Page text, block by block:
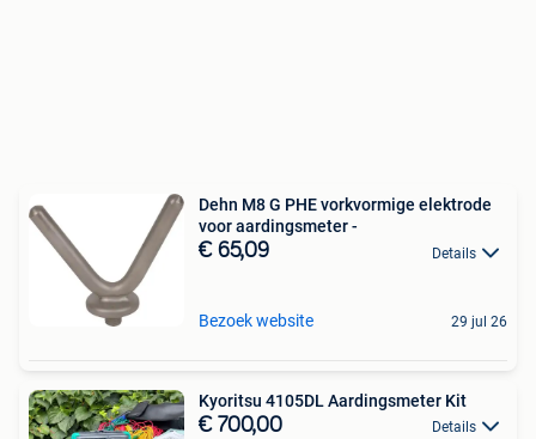
Dehn M8 G PHE vorkvormige elektrode
voor aardingsmeter -
€ 65,09 Details
Bezoek website 29 jul 26
Kyoritsu 4105DL Aardingsmeter Kit
€ 700,00 Details